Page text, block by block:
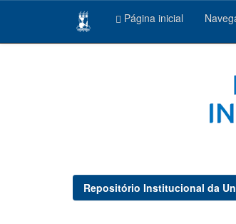
Página inicial
Repositório Institucional da